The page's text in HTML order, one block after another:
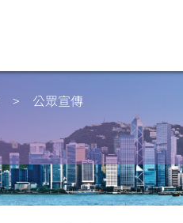
> 公眾宣傳